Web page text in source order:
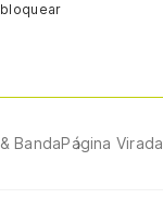
BandaPágina Virada